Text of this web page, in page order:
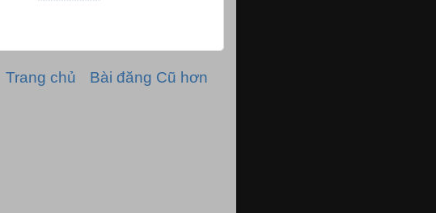
Bài đăng Cũ hơn
Trang chủ